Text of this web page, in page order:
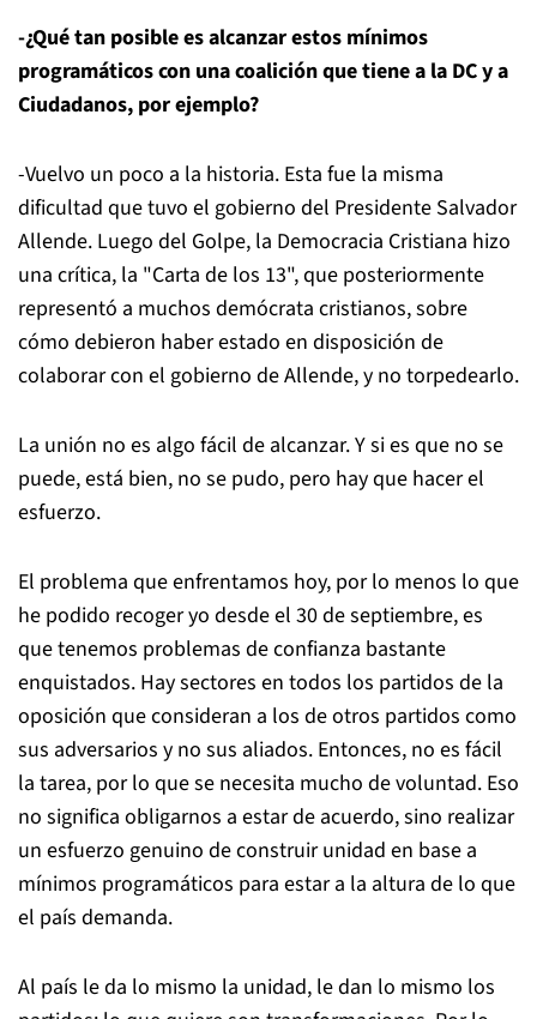
-¿Qué tan posible es alcanzar estos mínimos
programáticos con una coalición que tiene a la DC y a
Ciudadanos, por ejemplo?
-Vuelvo un poco a la historia. Esta fue la misma
dificultad que tuvo el gobierno del Presidente Salvador
Allende. Luego del Golpe, la Democracia Cristiana hizo
una crítica, la "Carta de los 13", que posteriormente
representó a muchos demócrata cristianos, sobre
cómo debieron haber estado en disposición de
colaborar con el gobierno de Allende, y no torpedearlo.
La unión no es algo fácil de alcanzar. Y si es que no se
puede, está bien, no se pudo, pero hay que hacer el
esfuerzo.
El problema que enfrentamos hoy, por lo menos lo que
he podido recoger yo desde el 30 de septiembre, es
que tenemos problemas de confianza bastante
enquistados. Hay sectores en todos los partidos de la
oposición que consideran a los de otros partidos como
sus adversarios y no sus aliados. Entonces, no es fácil
la tarea, por lo que se necesita mucho de voluntad. Eso
no significa obligarnos a estar de acuerdo, sino realizar
un esfuerzo genuino de construir unidad en base a
mínimos programáticos para estar a la altura de lo que
el país demanda.
Al país le da lo mismo la unidad, le dan lo mismo los